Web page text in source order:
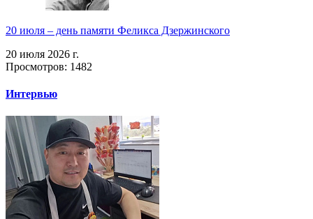
20 июля – день памяти Феликса Дзержинского
20 июля 2026 г.
Просмотров: 1482
Интервью